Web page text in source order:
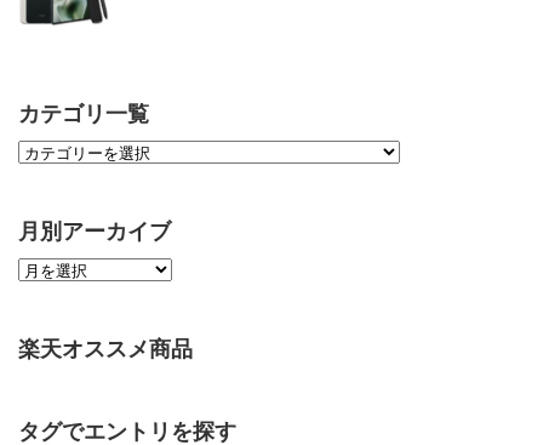
カテゴリ一覧
月別アーカイブ
楽天オススメ商品
タグでエントリを探す